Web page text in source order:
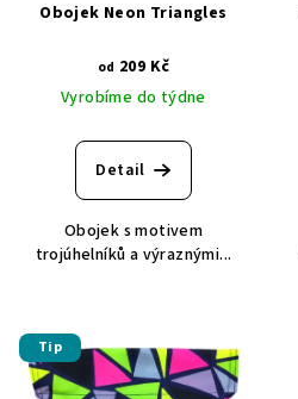
Obojek Neon Triangles
od 209 Kč
Vyrobíme do týdne
Detail
Obojek s motivem
trojúhelníků a výraznými...
Tip